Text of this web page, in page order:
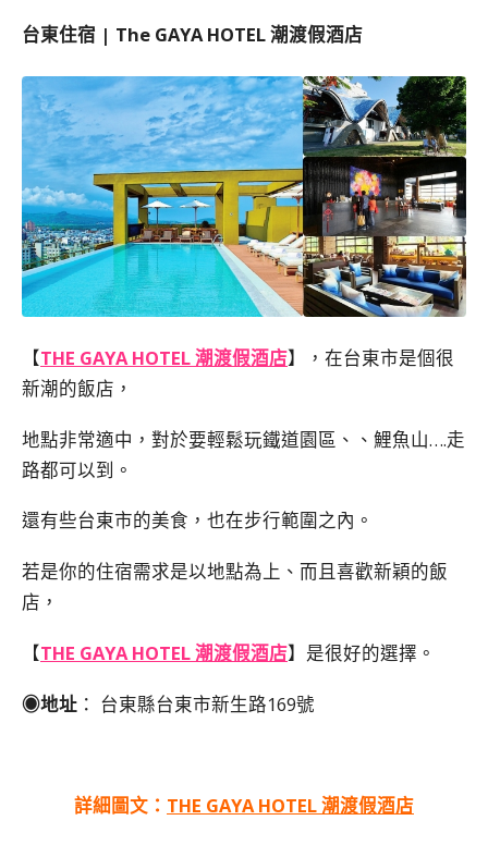
台東住宿 | The GAYA HOTEL 潮渡假酒店
【THE GAYA HOTEL 潮渡假酒店】，在台東市是個很
新潮的飯店，
地點非常適中，對於要輕鬆玩鐵道園區、、鯉魚山….走
路都可以到。
還有些台東市的美食，也在步行範圍之內。
若是你的住宿需求是以地點為上、而且喜歡新穎的飯
店，
【THE GAYA HOTEL 潮渡假酒店】是很好的選擇。
◉地址 ： 台東縣台東市新生路169號
詳細圖文： THE GAYA HOTEL 潮渡假酒店